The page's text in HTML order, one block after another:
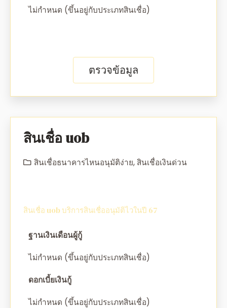
ไม่กำหนด (ขึ้นอยู่กับประเภทสินเชื่อ)
ตรวจข้อมูล
สินเชื่อ uob
สินเชื่อธนาคารไหนอนุมัติง่าย,สินเชื่อเงินด่วน
สินเชื่อ uob บริการสินเชื่ออนุมัติไวในปี 67
ฐานเงินเดือนผู้กู้
ไม่กำหนด (ขึ้นอยู่กับประเภทสินเชื่อ)
ดอกเบี้ยเงินกู้
ไม่กำหนด (ขึ้นอยู่กับประเภทสินเชื่อ)